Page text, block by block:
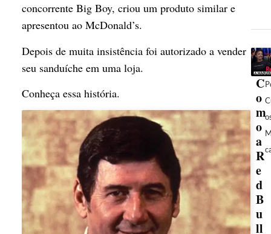
concorrente Big Boy, criou um produto similar e
apresentou ao McDonald’s.
Depois de muita insistência foi autorizado a vender
seu sanduíche em uma loja.
Conheça essa história.
C
o
m
o
a
R
e
d
B
u
ll